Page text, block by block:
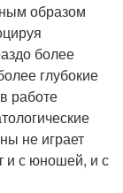
образом
более
глубокие
работе
не играет
и с юношей, и с